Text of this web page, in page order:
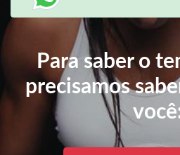
Para saber o
precisamos